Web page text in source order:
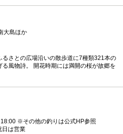
大島ほか
さとの広場沿いの散歩道に7種類321本の
風物詩。 開花時期には満開の桜が故郷を
※その他の釣りは公式HP参照
は営業